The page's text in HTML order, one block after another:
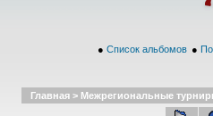
● Список альбомов ●
Главная > Межрегиональные